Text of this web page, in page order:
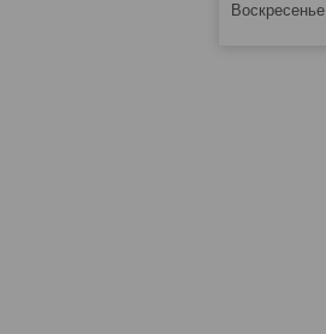
Воскресенье